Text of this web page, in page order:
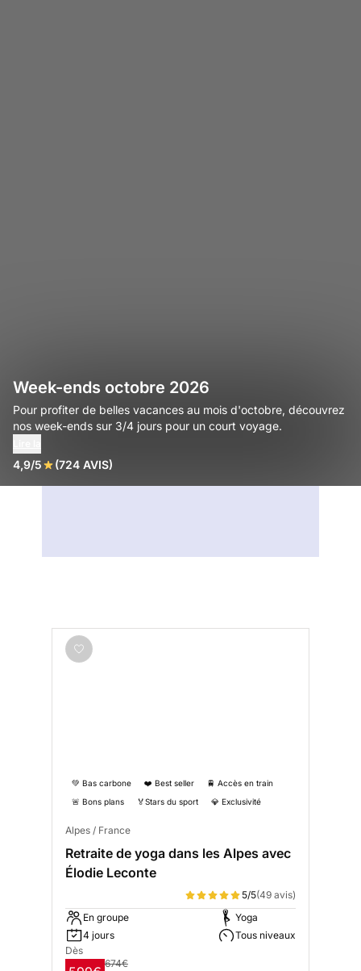
Week-ends octobre 2026
Pour profiter de belles vacances au mois d'octobre, découvrez
nos week-ends sur 3/4 jours pour un court voyage.
4,9/5 (724 AVIS)
💚 Bas carbone ❤️ Best seller
🚆 Accès en train
🚨 Bons plans
🏅Stars du sport 💎 Exclusivité
Alpes / France
Retraite de yoga dans les Alpes avec
Élodie Leconte
5/5(49 avis)
En groupe
4 jours
Yoga
Tous niveaux
Dès
674€